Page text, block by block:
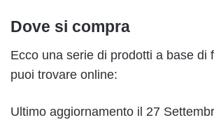
Dove si compra
Ecco una serie di prodotti a base di
puoi trovare online:
Ultimo aggiornamento il 27